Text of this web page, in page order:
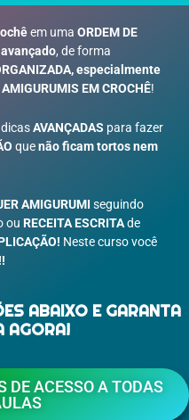
em uma ORDEM DE
, de forma
especialmente
EM CROCHÊ!
AVANÇADAS para fazer
quenão ficam tortos nem
AMIGURUMI seguindo
ou RECEITA ESCRITAde
Neste curso você
ABAIXO E GARANTA
AGORA!
DE ACESSO A TODAS